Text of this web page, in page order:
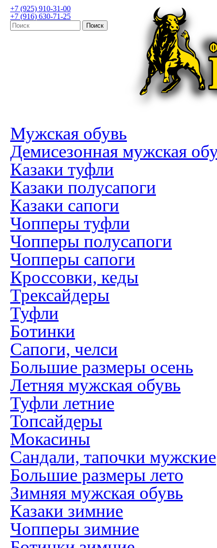
+7 (925) 910-31-00
+7 (916) 630-71-25
Мужская обувь
Демисезонная мужская
Казаки туфли
Казаки полусапоги
Казаки сапоги
Чопперы туфли
Чопперы полусапоги
Чопперы сапоги
Кроссовки, кеды
Трексайдеры
Туфли
Ботинки
Сапоги, челси
Большие размеры осень
Летняя мужская обувь
Туфли летние
Топсайдеры
Мокасины
Сандали, тапочки мужские
Большие размеры лето
Зимняя мужская обувь
Казаки зимние
Чопперы зимние